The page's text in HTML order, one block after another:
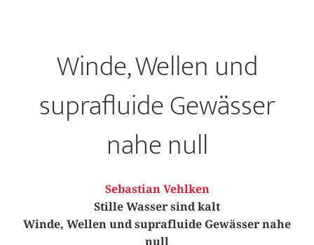
Winde, Wellen und
suprafluide Gewässer
nahe null
Sebastian Vehlken
Stille Wasser sind kalt
Winde, Wellen und suprafluide Gewässer nahe
null